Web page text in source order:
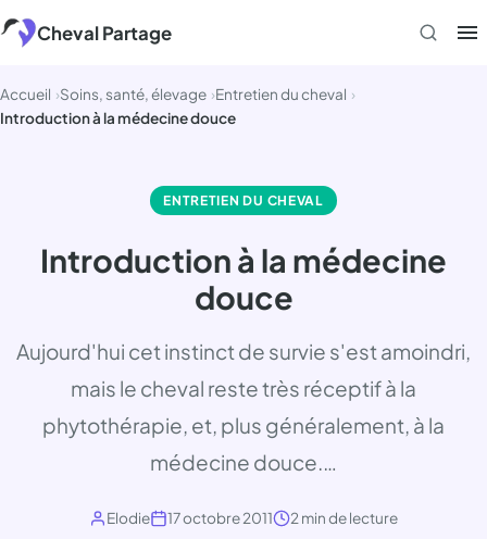
Aller
au
Cheval Partage
Accueil Soins, santé, élevage Entretien du cheval
Introduction à la médecine douce
ENTRETIEN DU CHEVAL
Introduction à la médecine
douce
Aujourd'hui cet instinct de survie s'est amoindri,
mais le cheval reste très réceptif à la
phytothérapie, et, plus généralement, à la
médecine douce.…
Elodie 17 octobre 2011 2 min de lecture